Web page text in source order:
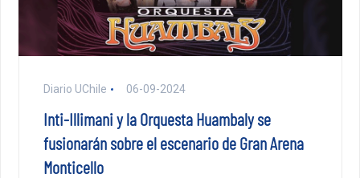
Diario UChile 06-09-2024
Inti-Illimani y la Orquesta Huambaly se
fusionarán sobre el escenario de Gran Arena
Monticello